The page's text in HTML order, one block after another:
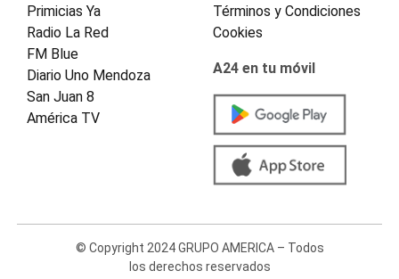
Primicias Ya
Radio La Red
FM Blue
Diario Uno Mendoza
San Juan 8
América TV
Términos y Condiciones
Cookies
A24 en tu móvil
© Copyright 2024 GRUPO AMERICA – Todos
los derechos reservados